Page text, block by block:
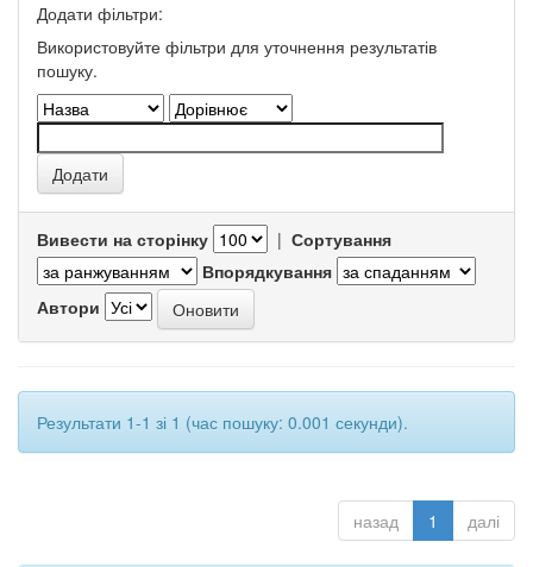
Додати фільтри:
Використовуйте фільтри для уточнення результатів
пошуку.
Вивести на сторінку | Сортування
Впорядкування
Автори
Результати 1-1 зі 1 (час пошуку: 0.001 секунди).
назад 1 далі